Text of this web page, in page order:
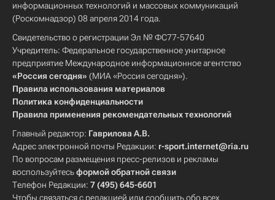
информационных технологий и массовых коммуникаций
(Роскомнадзор) 08 апреля 2014 года.
Свидетельство о регистрации Эл № ФС77-57640
Учредитель: Федеральное государственное унитарное
предприятие Международное информационное агентство
«Россия сегодня» (МИА «Россия сегодня»).
Правила использования материалов
Политика конфиденциальности
Правила применения рекомендательных технологий
Главный редактор: Гаврилова А.В.
Адрес электронной почты Редакции: r-sport.internet@ria.ru
По вопросам размещения пресс-релизов и рекламы
воспользуйтесьформой обратной связи
Телефон Редакции: 7 (495) 645-6601
Чтобы связаться с редакцией или сообщить обо всех